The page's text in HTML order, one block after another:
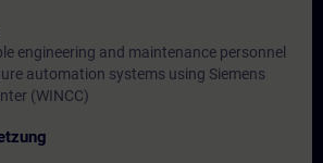
engineering and maintenance personnel
automation systems using Siemens
(WINCC)